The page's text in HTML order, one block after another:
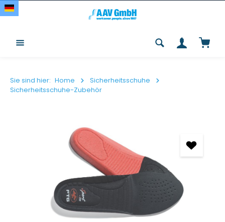
Zum Hauptinhalt springen
Sie sind hier: Home
Sicherheitsschuhe
Sicherheitsschuhe-Zubehör
Bildergalerie überspringen